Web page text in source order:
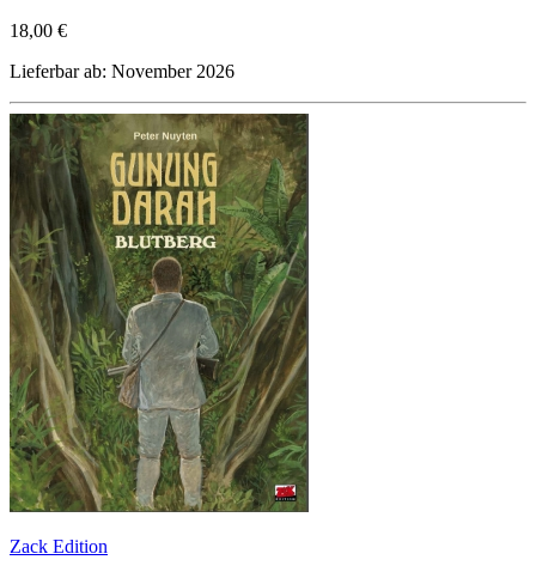
18,00 €
Lieferbar ab: November 2026
Zack Edition